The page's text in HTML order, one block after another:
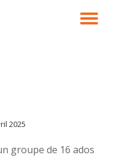
2025
groupe de 16 ados